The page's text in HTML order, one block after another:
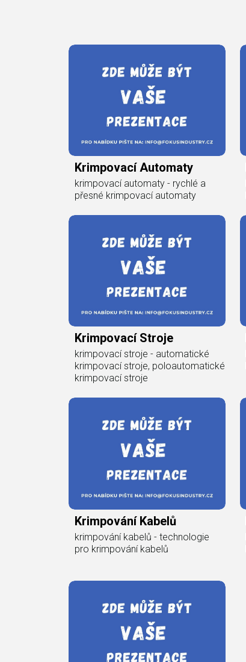
Krimpovací Automaty
krimpovací automaty - rychlé a
přesné krimpovací automaty
Krimpovací Stroje
krimpovací stroje - automatické
krimpovací stroje, poloautomatické
krimpovací stroje
Krimpování Kabelů
krimpování kabelů - technologie
pro krimpování kabelů